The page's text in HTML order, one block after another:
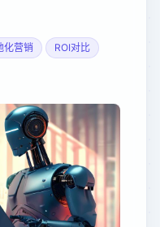
化营销
ROI对比